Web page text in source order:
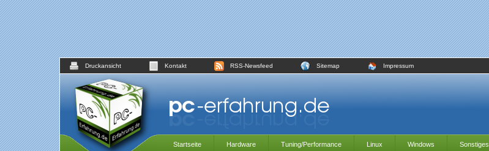
Druckansicht Kontakt RSS-Newsfeed Sitemap Impressum
Startseite Hardware Tuning/Performance Linux Windows Sonstiges